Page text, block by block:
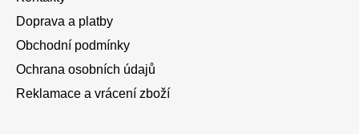
Doprava a platby
Obchodní podmínky
Ochrana osobních údajů
Reklamace a vrácení zboží